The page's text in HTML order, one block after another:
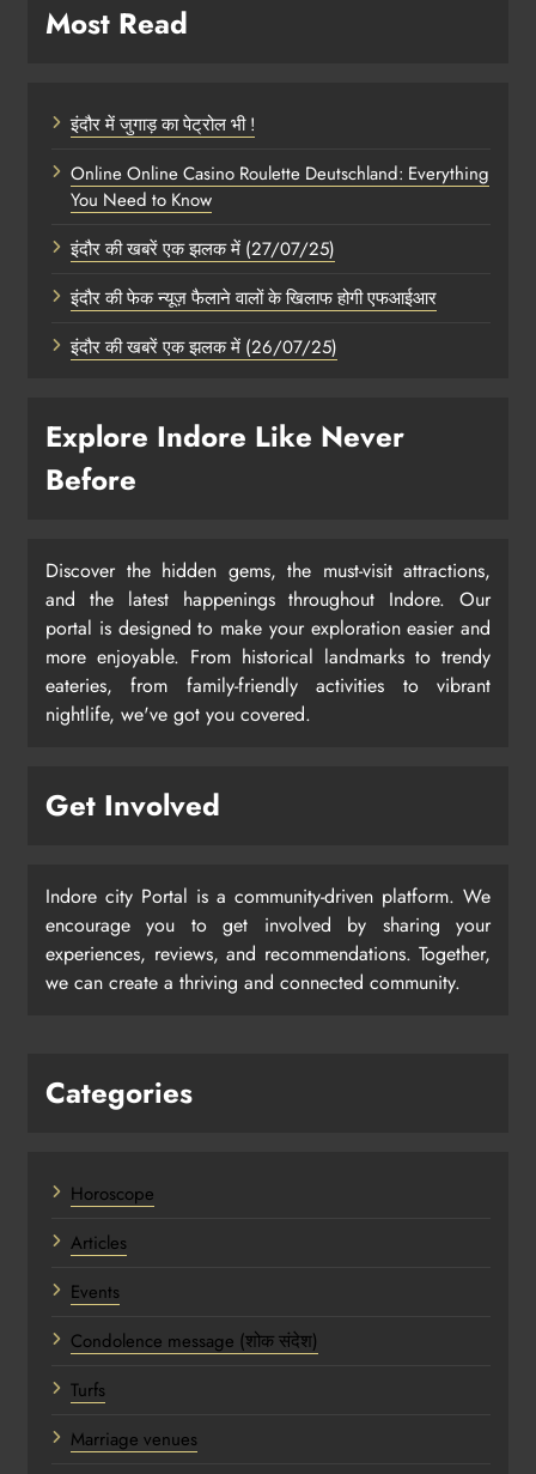
Most Read
इंदौर में जुगाड़ का पेट्रोल भी !
Online Online Casino Roulette Deutschland: Everything
You Need to Know
इंदौर की खबरें एक झलक में (27/07/25)
इंदौर की फेक न्यूज़ फैलाने वालों के खिलाफ होगी एफआईआर
इंदौर की खबरें एक झलक में (26/07/25)
Explore Indore Like Never
Before
Discover the hidden gems, the must-visit attractions,
and the latest happenings throughout Indore. Our
portal is designed to make your exploration easier and
more enjoyable. From historical landmarks to trendy
eateries, from family-friendly activities to vibrant
nightlife, we've got you covered.
Get Involved
Indore city Portal is a community-driven platform. We
encourage you to get involved by sharing your
experiences, reviews, and recommendations. Together,
we can create a thriving and connected community.
Categories
Horoscope
Articles
Events
Condolence message (शोक संदेश)
Turfs
Marriage venues